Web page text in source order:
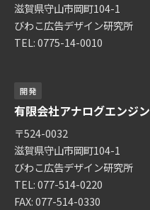
滋賀県守山市岡町104-1
びわこ広告デザイン研究所
TEL: 0775-14-0010
開発
有限会社アナログエンジン
〒524-0032
滋賀県守山市岡町104-1
びわこ広告デザイン研究所
TEL: 077-514-0220
FAX: 077-514-0330